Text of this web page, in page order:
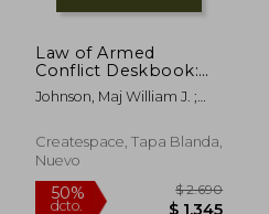
50% $ 3.166
Law of Armed
Conflict Deskbook:
2012 (en Inglés)
Johnson, Maj William J. ;
Center And School, The
Judge Advocate Ge
Createspace, Tapa Blanda,
Nuevo